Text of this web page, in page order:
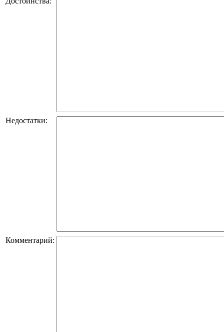
Недостатки:
Комментарий: